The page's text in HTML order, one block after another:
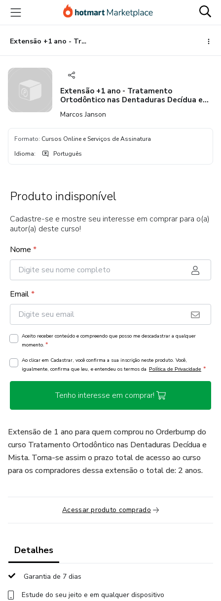
para
conteúdo
principal
para
pagamento
para
rodapé
Extensão +1 ano - Tratamento Ortodôntico nas Dentaduras Decídua e Mista
Extensão +1 ano - Tratamento
Ortodôntico nas Dentaduras Decídua e
Marcos Janson
Formato: Cursos Online e Serviços de Assinatura
Idioma: Português
Produto indisponível
Cadastre-se e mostre seu interesse em comprar para o(a)
autor(a) deste curso!
Nome *
Email*
Aceito receber conteúdo e compreendo que posso me descadastrar a qualquer
momento. *
Ao clicar em Cadastrar, você confirma a sua inscrição neste produto. Você,
igualmente, confirma que leu, e entendeu os termos da Política de Privacidade *
Tenho interesse em comprar!
Extensão de 1 ano para quem comprou no Orderbump do
curso Tratamento Ortodôntico nas Dentaduras Decídua e
Mista. Torna-se assim o prazo total de acesso ao curso
para os compradores dessa extensão o total de: 2 anos.
Acessar produto comprado
Detalhes
Garantia de 7 dias
Estude do seu jeito e em qualquer dispositivo